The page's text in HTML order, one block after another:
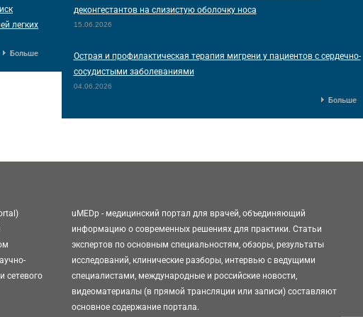
легких
Больше
деконгестантов на слизистую оболочку носа
15.06.2026
Острая и профилактическая терапия мигрени у пациентов с сердечно-
сосудистыми заболеваниями
04.06.2026
Больше
сетевого
uMEDp - медицинский портал для врачей, объединяющий
информацию о современных решениях для практики. Статьи
экспертов по основным специальностям, обзоры, результаты
исследований, клинические разборы, интервью с ведущими
специалистами, международные и российские новости,
видеоматериалы (в прямой трансляции или записи) составляют
основное содержание портала.